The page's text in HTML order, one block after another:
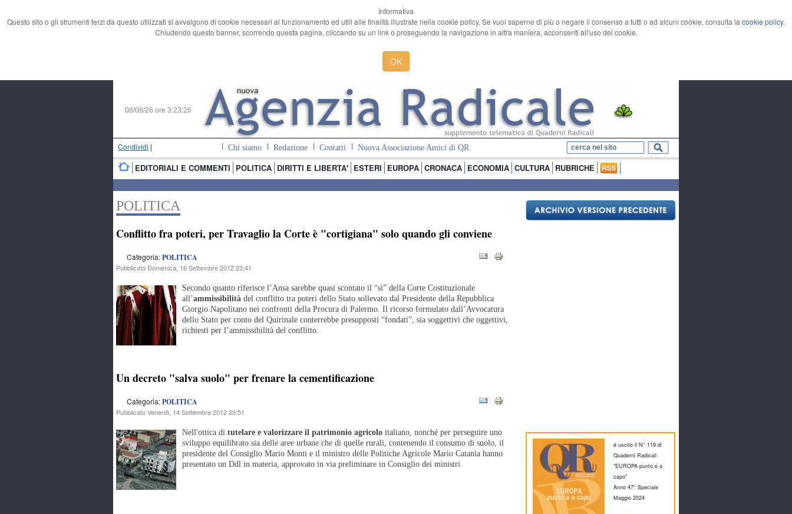
Informativa
Questo sito o gli strumenti terzi da questo utilizzati si avvalgono di cookie necessari al funzionamento ed utili alle finalità illustrate nella cookie policy. Se vuoi saperne di più o negare il consenso a tutti o ad alcuni cookie, consulta la cookie policy.
Chiudendo questo banner, scorrendo questa pagina, cliccando su un link o proseguendo la navigazione in altra maniera, acconsenti all'uso dei cookie.
OK
08/08/26 ore 3:23:27
Condividi | Chi siamo Redazione Contatti Nuova Associazione Amici di QR
EDITORIALI E COMMENTI POLITICA DIRITTI E LIBERTA' ESTERI EUROPA CRONACA ECONOMIA CULTURA RUBRICHE
POLITICA
Conflitto fra poteri, per Travaglio la Corte è "cortigiana" solo quando gli conviene
Categoria:POLITICA
Pubblicato Domenica, 16 Settembre 2012 23:41
Secondo quanto riferisce l’Ansa sarebbe quasi scontato il “sì” della Corte Costituzionale
all’ammissibilità del conflitto tra poteri dello Stato sollevato dal Presidente della Repubblica
Giorgio Napolitano nei confronti della Procura di Palermo. Il ricorso formulato dall’Avvocatura
dello Stato per conto del Quirinale conterrebbe presupposti “fondati”, sia soggettivi che oggettivi,
richiesti per l’ammissibilità del conflitto.
Un decreto "salva suolo" per frenare la cementificazione
Categoria:POLITICA
Pubblicato Venerdì, 14 Settembre 2012 20:51
Nell'ottica di tutelare e valorizzare il patrimonio agricolo italiano, nonché per perseguire uno
sviluppo equilibrato sia delle aree urbane che di quelle rurali, contenendo il consumo di suolo, il
presidente del Consiglio Mario Monti e il ministro delle Politiche Agricole Mario Catania hanno
presentato un Ddl in materia, approvato in via preliminare in Consiglio dei ministri.
é uscito il N° 119 di
Quaderni Radicali
"EUROPA punto e a
capo"
Anno 47° Speciale
Maggio 2024